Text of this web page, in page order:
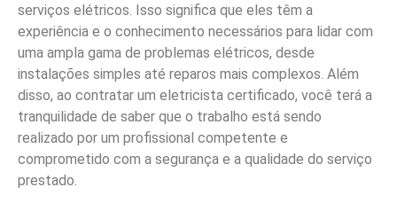
serviços elétricos. Isso significa que eles têm a
experiência e o conhecimento necessários para lidar com
uma ampla gama de problemas elétricos, desde
instalações simples até reparos mais complexos. Além
disso, ao contratar um eletricista certificado, você terá a
tranquilidade de saber que o trabalho está sendo
realizado por um profissional competente e
comprometido com a segurança e a qualidade do serviço
prestado.